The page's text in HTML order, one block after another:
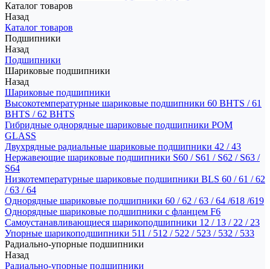
Каталог товаров
Назад
Каталог товаров
Подшипники
Назад
Подшипники
Шариковые подшипники
Назад
Шариковые подшипники
Высокотемпературные шариковые подшипники 60 BHTS / 61
BHTS / 62 BHTS
Гибридные однорядные шариковые подшипники POM
GLASS
Двухрядные радиальные шариковые подшипники 42 / 43
Нержавеющие шариковые подшипники S60 / S61 / S62 / S63 /
S64
Низкотемпературные шариковые подшипники BLS 60 / 61 / 62
/ 63 / 64
Однорядные шариковые подшипники 60 / 62 / 63 / 64 /618 /619
Однорядные шариковые подшипники с фланцем F6
Самоустанавливающиеся шарикоподшипники 12 / 13 / 22 / 23
Упорные шарикоподшипники 511 / 512 / 522 / 523 / 532 / 533
Радиально-упорные подшипники
Назад
Радиально-упорные подшипники